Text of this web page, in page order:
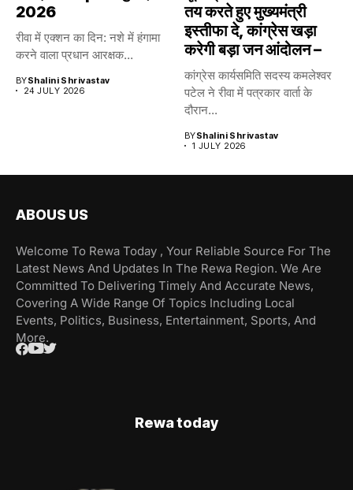
2026
रीवा में एक्शन का दिन: नशे में हंगामा
करने वाला प्रधान आरक्षक...
BYShalini Shrivastav
24 JULY 2026
तय करते हुए मुख्यमंत्री
इस्तीफा दे, कांग्रेस खड़ा
करेगी बड़ा जन आंदोलन –
कांग्रेस कार्यसमिति सदस्य कमलेश्वर
पटेल ने रीवा में पत्रकार वार्ता के
दौरान...
BYShalini Shrivastav
1 JULY 2026
ABOUS US
Welcome To Rewa Today , Your Reliable Source For The
Latest News And Updates In The Rewa Region. We Are
Committed To Delivering Timely And Accurate News,
Covering A Wide Range Of Topics Including Local
Events, Politics, Business, Entertainment, Sports, And
More.
Rewa today